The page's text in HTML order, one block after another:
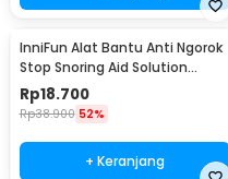
InniFun Alat Bantu Anti Ngorok
Stop Snoring Aid Solution
Tongue Guard - G7G40
Rp18.700
Rp38.900 52%
+ Keranjang